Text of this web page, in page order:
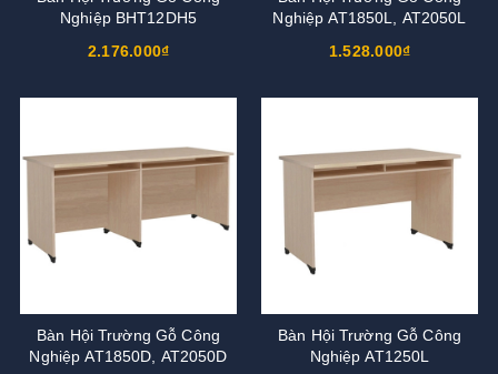
Nghiệp BHT12DH5
2.176.000₫
Nghiệp AT1850L, AT2050L
1.528.000₫
Bàn Hội Trường Gỗ Công
Nghiệp AT1850D, AT2050D
Bàn Hội Trường Gỗ Công
Nghiệp AT1250L